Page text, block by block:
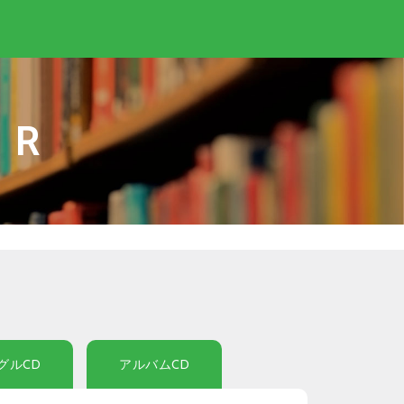
ルCD アルバムCD